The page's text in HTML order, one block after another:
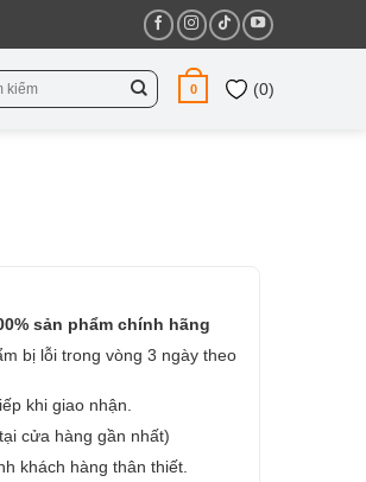
0 (0)
sản phẩm chính hãng
bị lỗi trong vòng 3 ngày theo
khi giao nhận.
cửa hàng gần nhất)
khách hàng thân thiết.